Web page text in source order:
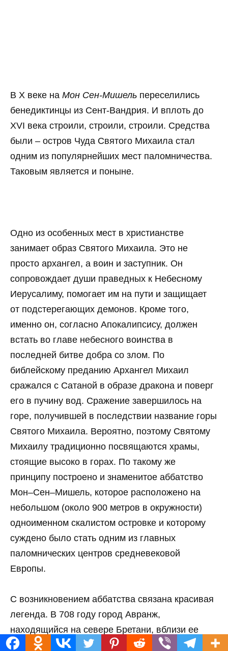
В X веке на Мон Сен-Мишель переселились
бенедиктинцы из Сент-Вандрия. И вплоть до
XVI века строили, строили, строили. Средства
были – остров Чуда Святого Михаила стал
одним из популярнейших мест паломничества.
Таковым является и поныне.
Одно из особенных мест в христианстве
занимает образ Святого Михаила. Это не
просто архангел, а воин и заступник. Он
сопровождает души праведных к Небесному
Иерусалиму, помогает им на пути и защищает
от подстерегающих демонов. Кроме того,
именно он, согласно Апокалипсису, должен
встать во главе небесного воинства в
последней битве добра со злом. По
библейскому преданию Архангел Михаил
сражался с Сатаной в образе дракона и поверг
его в пучину вод. Сражение завершилось на
горе, получившей в последствии название горы
Святого Михаила. Вероятно, поэтому Святому
Михаилу традиционно посвящаются храмы,
стоящие высоко в горах. По такому же
принципу построено и знаменитое аббатство
Мон–Сен–Мишель, которое расположено на
небольшом (около 900 метров в окружности)
одноименном скалистом островке и которому
суждено было стать одним из главных
паломнических центров средневековой
Европы.
С возникновением аббатства связана красивая
легенда. В 708 году город Авранж,
находящийся на севере Бретани, вблизи ее
границы с Нормандией, управлялся епископом